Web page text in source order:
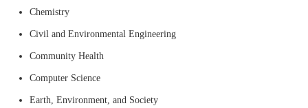
Chemistry
Civil and Environmental Engineering
Community Health
Computer Science
Earth, Environment, and Society